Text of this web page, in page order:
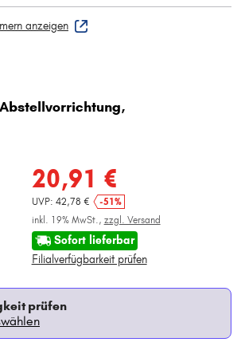
anzeigen
20,91 €
UVP: 42,78 €
-51%
inkl. 19% MwSt., zzgl. Versand
Sofort lieferbar
Filialverfügbarkeit prüfen
prüfen